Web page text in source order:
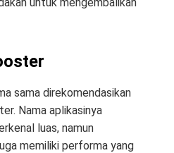
sama direkomendasikan
Nama aplikasinya
luas, namun
memiliki performa yang